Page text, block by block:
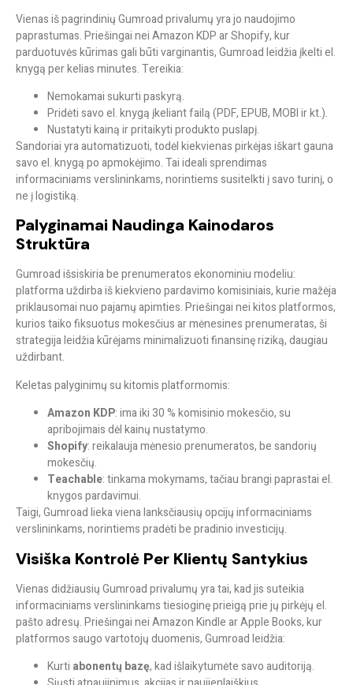
Vienas iš pagrindinių Gumroad privalumų yra jo naudojimo
paprastumas. Priešingai nei Amazon KDP ar Shopify, kur
parduotuvės kūrimas gali būti varginantis, Gumroad leidžiaįkelti el.
knygą per kelias minutes. Tereikia:
Nemokamai sukurti paskyrą.
Pridėti savo el. knygą įkeliant failą (PDF, EPUB, MOBI ir kt.).
Nustatyti kainą ir pritaikyti produkto puslapį.
Sandoriai yra automatizuoti, todėl kiekvienas pirkėjas iškart gauna
savo el. knygą po apmokėjimo. Tai ideali sprendimas
informaciniams verslininkams, norintiems susitelkti į savo turinį, o
ne į logistiką.
Palyginamai Naudinga Kainodaros
Struktūra
Gumroad išsiskiriabe prenumeratos ekonominiu modeliu:
platforma uždirba iš kiekvieno pardavimo komisiniais, kurie mažėja
priklausomai nuo pajamų apimties. Priešingai nei kitos platformos,
kurios taiko fiksuotus mokesčius ar mėnesines prenumeratas, ši
strategija leidžia kūrėjamsminimalizuoti finansinę riziką, daugiau
uždirbant.
Keletas palyginimų su kitomis platformomis:
Amazon KDP: ima iki 30 % komisinio mokesčio, su
apribojimais dėl kainų nustatymo.
Shopify: reikalauja mėnesio prenumeratos, be sandorių
mokesčių.
Teachable: tinkama mokymams, tačiau brangi paprastai el.
knygos pardavimui.
Taigi, Gumroad lieka viena lanksčiausių opcijų informaciniams
verslininkams, norintiems pradėti be pradinio investicijų.
Visiška Kontrolė Per Klientų Santykius
Vienas didžiausių Gumroad privalumų yra tai, kad jis suteikia
informaciniams verslininkamstiesioginę prieigą prie jų pirkėjų el.
pašto adresų. Priešingai nei Amazon Kindle ar Apple Books, kur
platformos saugo vartotojų duomenis, Gumroad leidžia:
Kurti abonentų bazę, kad išlaikytumėte savo auditoriją.